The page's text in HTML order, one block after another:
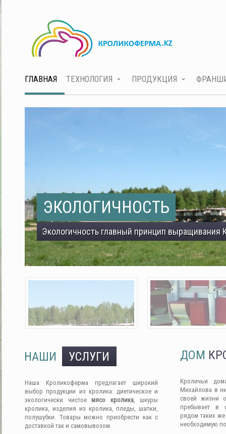
ГЛАВНАЯ ТЕХНОЛОГИЯ ПРОДУКЦИЯ
ЭКОЛОГИЧНОСТЬ
Экологичность главный принцип выращивания
НАШИ УСЛУГИ
Наша Кроликоферма предлагает широкий
выбор продукции из кролика: диетическое и
экологически чистое мясо кролика, шкуры
кролика, изделия из кролика, пледы, шапки,
полушубки. Товары можно приобрести как с
доставкой так и самовывозом.
ДОМ
Кроличьи
Михайлова в
своей жизни
пребывает в
рядом таких
необходимую